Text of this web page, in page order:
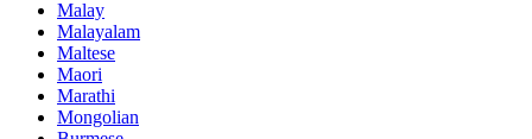
Malay
Malayalam
Maltese
Maori
Marathi
Mongolian